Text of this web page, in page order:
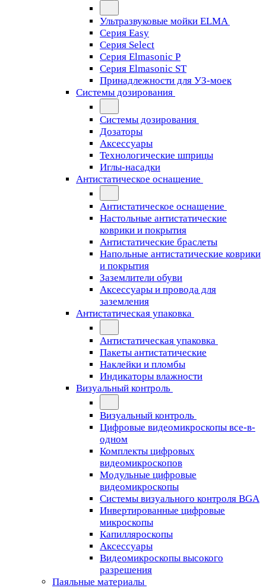
Ультразвуковые мойки ELMA
Серия Easy
Серия Select
Серия Elmasonic P
Серия Elmasonic ST
Принадлежности для УЗ-моек
Системы дозирования
Системы дозирования
Дозаторы
Аксессуары
Технологические шприцы
Иглы-насадки
Антистатическое оснащение
Антистатическое оснащение
Настольные антистатические
коврики и покрытия
Антистатические браслеты
Напольные антистатические коврики
и покрытия
Заземлители обуви
Аксессуары и провода для
заземления
Антистатическая упаковка
Антистатическая упаковка
Пакеты антистатические
Наклейки и пломбы
Индикаторы влажности
Визуальный контроль
Визуальный контроль
Цифровые видеомикроскопы все-в-
одном
Комплекты цифровых
видеомикроскопов
Модульные цифровые
видеомикроскопы
Cистемы визуального контроля BGA
Инвертированные цифровые
микроскопы
Капилляроскопы
Аксессуары
Видеомикроскопы высокого
разрешения
Паяльные материалы